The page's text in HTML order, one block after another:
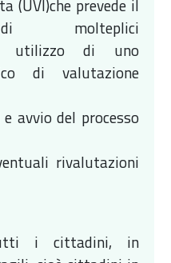
(UVI)che prevede il
di molteplici
utilizzo di uno
di valutazione
avvio del processo
rivalutazioni
i cittadini, in